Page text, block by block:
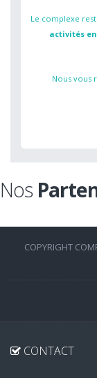
Le complexe
activités
Nous vous
Nos
COPYRIGHT
CONTACT